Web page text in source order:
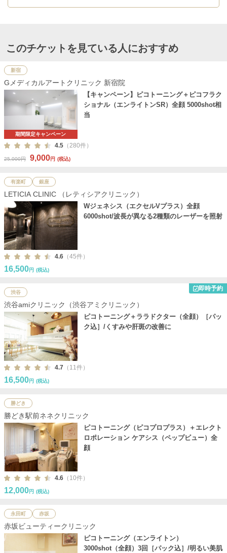
このチケットを見ている人におすすめ
新宿
Gメディカルアートクリニック 新宿院
期間限定キャンペーン
【キャンペーン】ピコトーニング＋ピコフラク
ショナル（エンライトンSR）全顔 5000shot相
当
4.5 （280件）
25,000円 9,000円 (税込)
有楽町 銀座
LETICIA CLINIC （レティシアクリニック）
Wジェネシス（エクセルVプラス）全顔
6000shot/波長が異なる2種類のレーザーを照射
4.6 （45件）
16,500円 (税込)
渋谷
即時予約
渋谷amiクリニック（渋谷アミクリニック）
ピコトーニング＋ララドクター（全顔）［パッ
ク込］/くすみや肝斑の改善に
4.7 （11件）
16,500円 (税込)
勝どき
勝どき駅前ネネクリニック
ピコトーニング（ピコプロプラス）＋エレクト
ロポレーション ケアシス（ペップビュー）全
顔
4.6 （10件）
12,000円 (税込)
永田町 赤坂
赤坂ビューティークリニック
ピコトーニング（エンライトン）
3000shot（全顔）3回［パック込］/明るい美肌